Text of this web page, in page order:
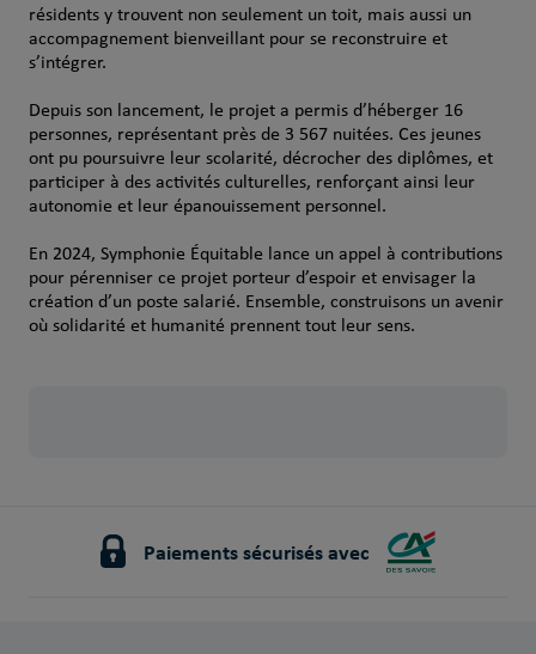
résidents y trouvent non seulement un toit, mais aussi un
accompagnement bienveillant pour se reconstruire et
s’intégrer.
Depuis son lancement, le projet a permis d’héberger 16
personnes, représentant près de 3 567 nuitées. Ces jeunes
ont pu poursuivre leur scolarité, décrocher des diplômes, et
participer à des activités culturelles, renforçant ainsi leur
autonomie et leur épanouissement personnel.
En 2024, Symphonie Équitable lance un appel à contributions
pour pérenniser ce projet porteur d’espoir et envisager la
création d’un poste salarié. Ensemble, construisons un avenir
où solidarité et humanité prennent tout leur sens.
Paiements sécurisés avec